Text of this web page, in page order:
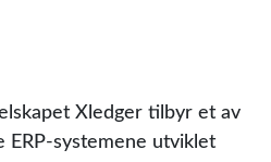
Xledger tilbyr et av
ERP-systemene utviklet